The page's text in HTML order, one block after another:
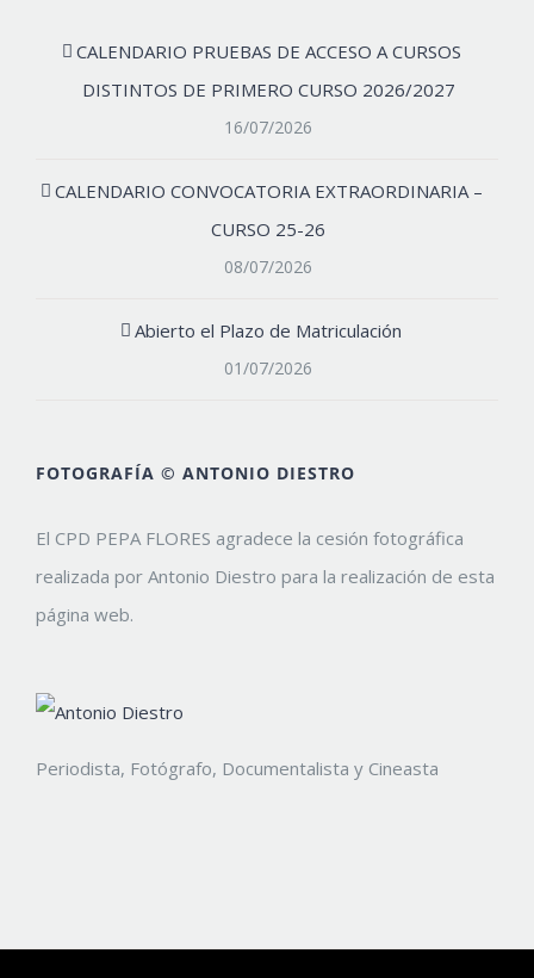
CALENDARIO PRUEBAS DE ACCESO A CURSOS
DISTINTOS DE PRIMERO CURSO 2026/2027
16/07/2026
CALENDARIO CONVOCATORIA EXTRAORDINARIA –
CURSO 25-26
08/07/2026
Abierto el Plazo de Matriculación
01/07/2026
FOTOGRAFÍA © ANTONIO DIESTRO
El CPD PEPA FLORES agradece la cesión fotográfica
realizada por Antonio Diestro para la realización de esta
página web.
Periodista, Fotógrafo, Documentalista y Cineasta